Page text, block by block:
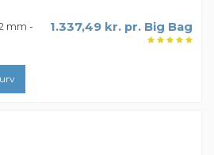
mm -
1.337,49 kr. pr. Big Bag